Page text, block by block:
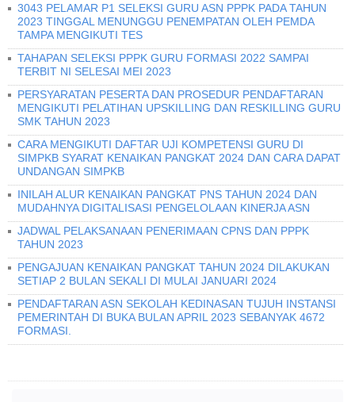
3043 PELAMAR P1 SELEKSI GURU ASN PPPK PADA TAHUN
2023 TINGGAL MENUNGGU PENEMPATAN OLEH PEMDA
TAMPA MENGIKUTI TES
TAHAPAN SELEKSI PPPK GURU FORMASI 2022 SAMPAI
TERBIT NI SELESAI MEI 2023
PERSYARATAN PESERTA DAN PROSEDUR PENDAFTARAN
MENGIKUTI PELATIHAN UPSKILLING DAN RESKILLING GURU
SMK TAHUN 2023
CARA MENGIKUTI DAFTAR UJI KOMPETENSI GURU DI
SIMPKB SYARAT KENAIKAN PANGKAT 2024 DAN CARA DAPAT
UNDANGAN SIMPKB
INILAH ALUR KENAIKAN PANGKAT PNS TAHUN 2024 DAN
MUDAHNYA DIGITALISASI PENGELOLAAN KINERJA ASN
JADWAL PELAKSANAAN PENERIMAAN CPNS DAN PPPK
TAHUN 2023
PENGAJUAN KENAIKAN PANGKAT TAHUN 2024 DILAKUKAN
SETIAP 2 BULAN SEKALI DI MULAI JANUARI 2024
PENDAFTARAN ASN SEKOLAH KEDINASAN TUJUH INSTANSI
PEMERINTAH DI BUKA BULAN APRIL 2023 SEBANYAK 4672
FORMASI.